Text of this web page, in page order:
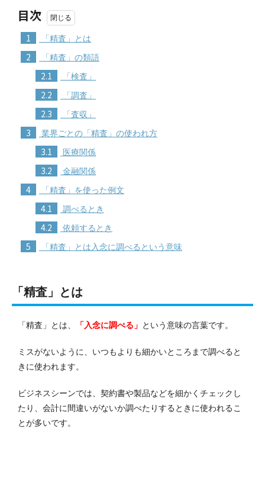
目次
1 「精査」とは
2 「精査」の類語
2.1 「検査」
2.2 「調査」
2.3 「査収」
3 業界ごとの「精査」の使われ方
3.1 医療関係
3.2 金融関係
4 「精査」を使った例文
4.1 調べるとき
4.2 依頼するとき
5 「精査」とは入念に調べるという意味
「精査」とは
「精査」とは、 「入念に調べる」 という意味の言葉です。
ミスがないように、いつもよりも細かいところまで調べると
きに使われます。
ビジネスシーンでは、契約書や製品などを細かくチェックし
たり、会計に間違いがないか調べたりするときに使われるこ
とが多いです。